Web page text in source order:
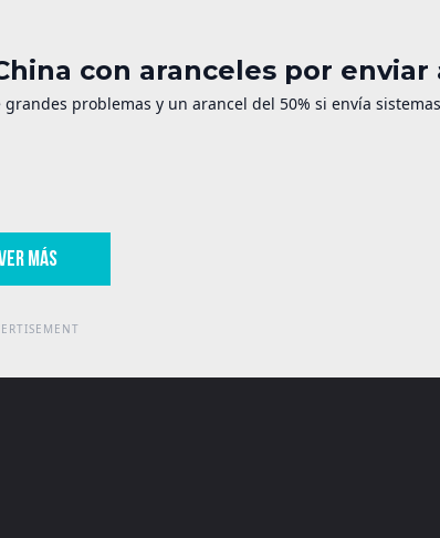
con aranceles por enviar
problemas y un arancel del 50% si envía
MÁS